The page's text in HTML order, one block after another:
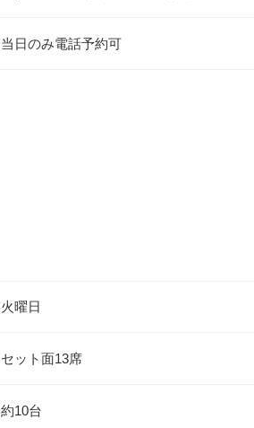
当日のみ電話予約可
火曜日
セット面13席
約10台